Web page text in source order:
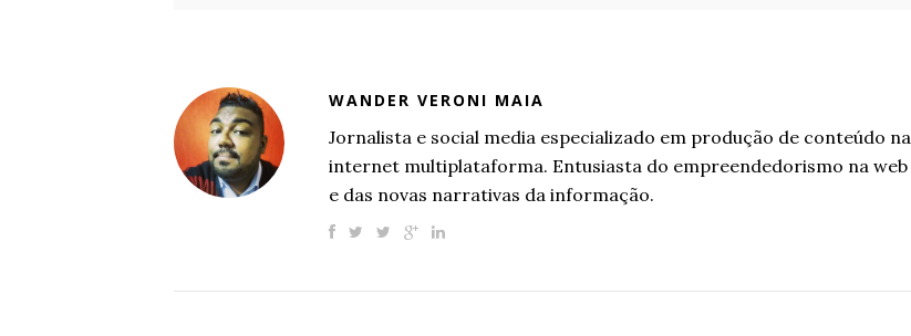
WANDER VERONI MAIA
Jornalista e social media especializado em produção de conteúdo na
internet multiplataforma. Entusiasta do empreendedorismo na web
e das novas narrativas da informação.